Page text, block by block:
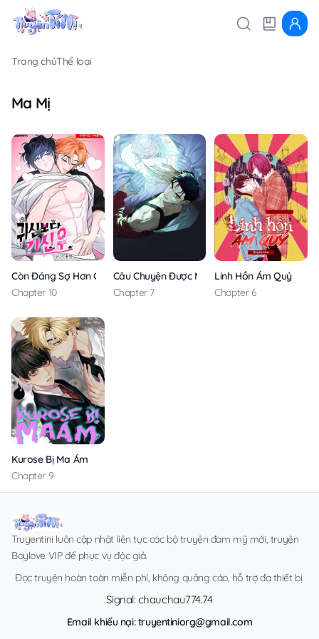
Trang chủThể loại
Ma Mị
Còn Đáng Sợ Hơn Cả Ma Quỷ
Chapter 10
Câu Chuyện Được Ma Tỏ Tình
Chapter 7
Linh Hồn Ám Quỷ
Chapter 6
Kurose Bị Ma Ám
Chapter 9
Truyentini luôn cập nhật liên tục các bộ truyện đam mỹ mới, truyện
Boylove VIP để phục vụ độc giả.
Đọc truyện hoàn toàn miễn phí, không quảng cáo, hỗ trợ đa thiết bị.
Signal: chauchau774.74
Email khiếu nại:truyentiniorg@gmail.com